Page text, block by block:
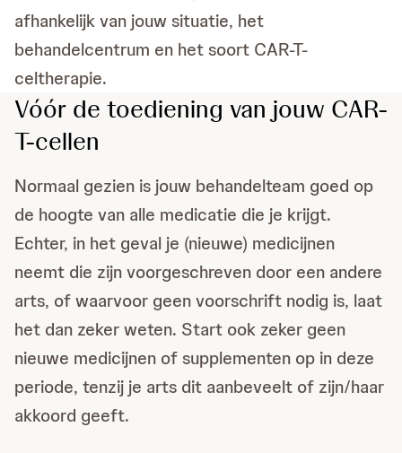
afhankelijk van jouw situatie, het
behandelcentrum en het soort CAR-T-
celtherapie.
Vóór de toediening van jouw CAR-
T-cellen
Normaal gezien is jouw behandelteam goed op
de hoogte van alle medicatie die je krijgt.
Echter, in het geval je (nieuwe) medicijnen
neemt die zijn voorgeschreven door een andere
arts, of waarvoor geen voorschrift nodig is, laat
het dan zeker weten. Start ook zeker geen
nieuwe medicijnen of supplementen op in deze
periode, tenzij je arts dit aanbeveelt of zijn/haar
akkoord geeft.